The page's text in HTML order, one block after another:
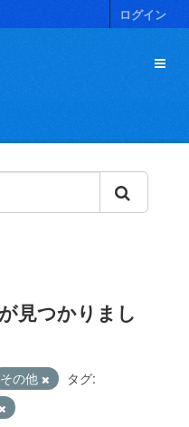
ログイン
見つかりまし
その他
タグ: